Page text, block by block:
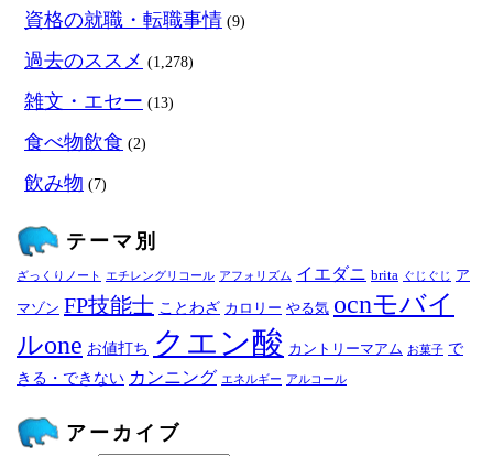
資格の就職・転職事情 (9)
過去のススメ (1,278)
雑文・エセー (13)
食べ物飲食 (2)
飲み物 (7)
テーマ別
ざっくりノート エチレングリコール アフォリズム イエダニ brita ぐじぐじ ア
マゾン FP技能士 ことわざ カロリー やる気 ocnモバイ
ルone お値打ち クエン酸 カントリーマアム お菓子 で
きる・できない カンニング エネルギー アルコール
アーカイブ